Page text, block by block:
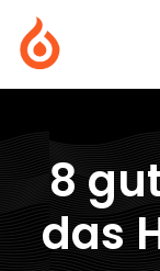
8
das